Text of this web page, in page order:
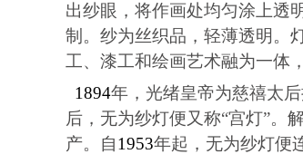
出纱眼，将作画处均匀涂上透
制。纱为丝织品，轻薄透明。
工、漆工和绘画艺术融为一体
1894年，光绪皇帝为慈禧太
后，无为纱灯便又称“宫灯”。
产。自1953年起，无为纱灯便